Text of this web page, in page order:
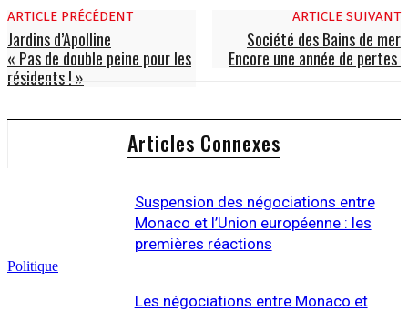
ARTICLE PRÉCÉDENT
Jardins d’Apolline
« Pas de double peine pour les
résidents ! »
ARTICLE SUIVANT
Société des Bains de mer
Encore une année de pertes
Articles Connexes
Politique
Suspension des négociations entre
Monaco et l’Union européenne : les
premières réactions
Les négociations entre Monaco et